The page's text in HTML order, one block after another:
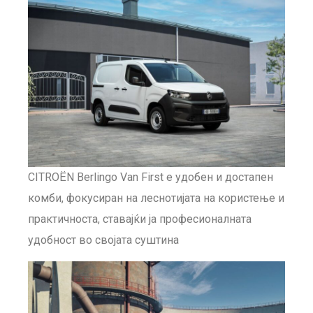
CITROËN Berlingo Van First е удобен и достапен
комби, фокусиран на леснотијата на користење и
практичноста, ставајќи ја професионалната
удобност во својата суштина